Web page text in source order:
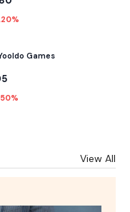
Games
View All